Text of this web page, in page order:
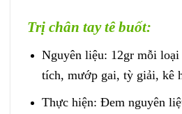
Trị chân tay tê buốt:
Nguyên liệu: 12gr mỗi
tích, mướp gai, tỳ giải, kê
Thực hiện: Đem nguyên